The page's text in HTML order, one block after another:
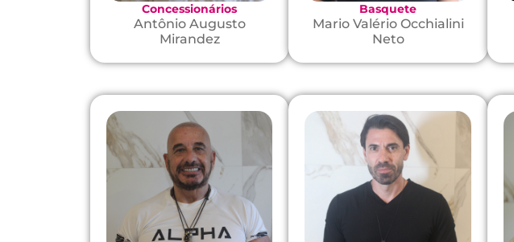
Concessionários
Antônio Augusto
Mirandez
Basquete
Mario Valério Occhialini
Neto